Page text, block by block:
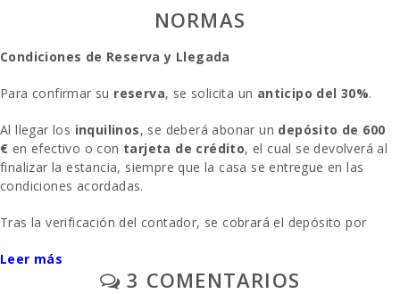
Ferry - Puerto de Palma (km): 67,0
Estación de tren en Plaça de l′Estació, Manacor
(km):
Estación de tren Intermodal de Palma (km): 65,0
Parada de autobuses (m):
NORMAS
Condiciones de Reserva y Llegada
Para confirmar su reserva, se solicita un anticipo del 30%.
Al llegar los inquilinos, se deberá abonar un depósito de 600
€ en efectivo o con tarjeta de crédito, el cual se devolverá al
finalizar la estancia, siempre que la casa se entregue en las
condiciones acordadas.
Tras la verificación del contador, se cobrará el depósito por
momento del alquiler).
Leer más
3 COMENTARIOS